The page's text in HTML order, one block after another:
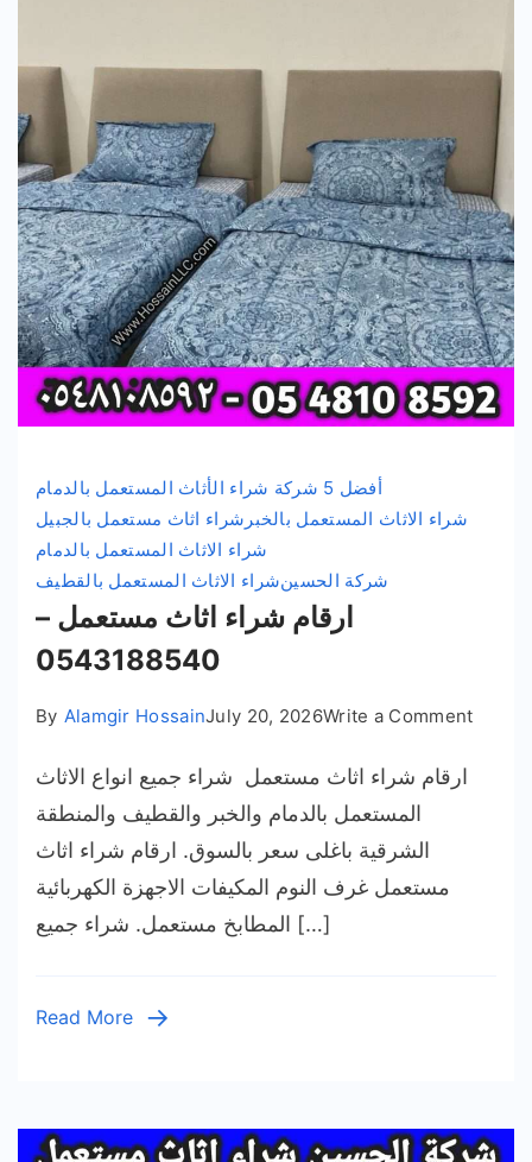
أفضل 5 شركة شراء الأثاث المستعمل بالدمام
شراء اثاث مستعمل بالجبيل شراء الاثاث المستعمل بالخبر
شراء الاثاث المستعمل بالدمام
شراء الاثاث المستعمل بالقطيفشركة الحسين
ارقام شراء اثاث مستعمل –
0543188540
By Alamgir HossainJuly 20, 2026Write a Commenton
ارقام شراء اثاث مستعمل شراء جميع انواع الاثاث
المستعمل بالدمام والخبر والقطيف والمنطقة
الشرقية باغلى سعر بالسوق. ارقام شراء اثاث
مستعمل غرف النوم المكيفات الاجهزة الكهربائية
المطابخ مستعمل. شراء جميع […]
Read More